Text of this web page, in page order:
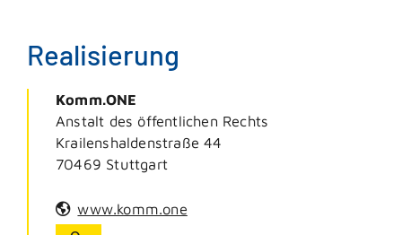
Realisierung
Komm.ONE
Anstalt des öffentlichen Rechts
Krailenshaldenstraße 44
70469 Stuttgart
www.komm.one